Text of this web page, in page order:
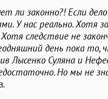
ли законно?! Если
У нас реально. Хотя
следствие не
день пока
Лысенко Суляна и
Но мы не